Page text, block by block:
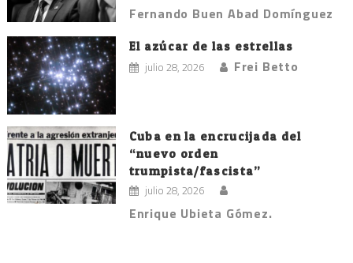
Fernando Buen Abad Domínguez
El azúcar de las estrellas
julio 28, 2026 Frei Betto
Cuba en la encrucijada del
“nuevo orden
trumpista/fascista”
julio 28, 2026
Enrique Ubieta Gómez.